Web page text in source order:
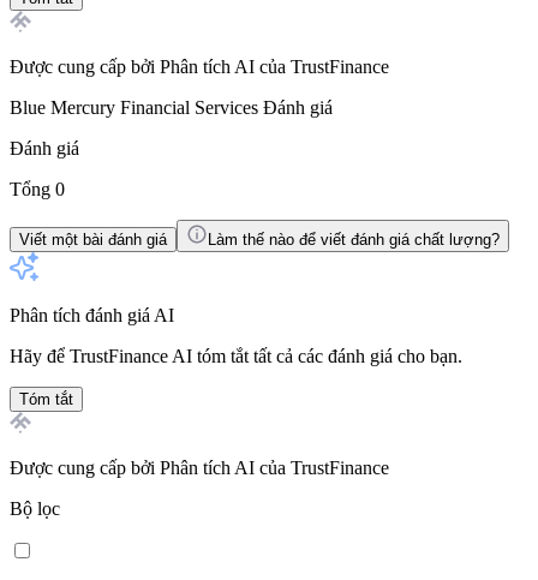
Được cung cấp bởi Phân tích AI của TrustFinance
Blue Mercury Financial Services Đánh giá
Đánh giá
Tổng 0
Viết một bài đánh giá Làm thế nào để viết đánh giá chất lượng?
Phân tích đánh giá AI
Hãy để TrustFinance AI tóm tắt tất cả các đánh giá cho bạn.
Tóm tắt
Được cung cấp bởi Phân tích AI của TrustFinance
Bộ lọc